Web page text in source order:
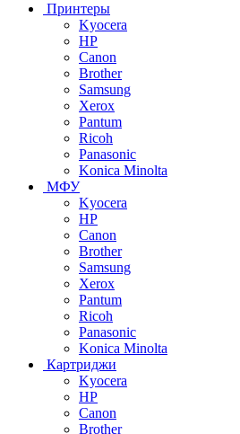
Принтеры
Kyocera
HP
Canon
Brother
Samsung
Xerox
Pantum
Ricoh
Panasonic
Konica Minolta
МФУ
Kyocera
HP
Canon
Brother
Samsung
Xerox
Pantum
Ricoh
Panasonic
Konica Minolta
Картриджи
Kyocera
HP
Canon
Brother